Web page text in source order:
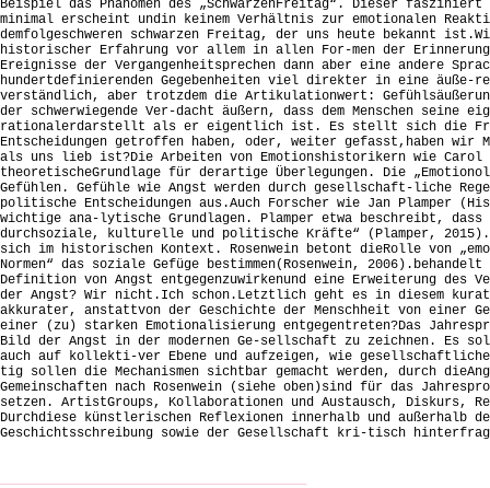
Beispiel das Phänomen des „SchwarzenFreitag“. Dieser
minimal erscheint undin keinem Verhältnis zur emotionalen
demfolgeschweren schwarzen Freitag, der uns heute bekannt
historischer Erfahrung vor allem in allen For-men der
Ereignisse der Vergangenheitsprechen dann aber eine andere
hundertdefinierenden Gegebenheiten viel direkter in eine
verständlich, aber trotzdem die Artikulationwert:
der schwerwiegende Ver-dacht äußern, dass dem Menschen
rationalerdarstellt als er eigentlich ist. Es stellt sich die
Entscheidungen getroffen haben, oder, weiter gefasst,haben wir
als uns lieb ist?Die Arbeiten von Emotionshistorikern wie
theoretischeGrundlage für derartige Überlegungen. Die
Gefühlen. Gefühle wie Angst werden durch gesellschaft-liche
politische Entscheidungen aus.Auch Forscher wie Jan Plamper
wichtige ana-lytische Grundlagen. Plamper etwa beschreibt,
durchsoziale, kulturelle und politische Kräfte“ (Plamper,
sich im historischen Kontext. Rosenwein betont dieRolle von
Normen“ das soziale Gefüge bestimmen(Rosenwein,
Definition von Angst entgegenzuwirkenund eine Erweiterung des
der Angst? Wir nicht.Ich schon.Letztlich geht es in diesem
akkurater, anstattvon der Geschichte der Menschheit von einer
einer (zu) starken Emotionalisierung entgegentreten?Das
Bild der Angst in der modernen Ge-sellschaft zu zeichnen. Es
auch auf kollekti-ver Ebene und aufzeigen, wie
tig sollen die Mechanismen sichtbar gemacht werden, durch
Gemeinschaften nach Rosenwein (siehe oben)sind für das
setzen. ArtistGroups, Kollaborationen und Austausch, Diskurs,
Durchdiese künstlerischen Reflexionen innerhalb und
Geschichtsschreibung sowie der Gesellschaft kri-tisch